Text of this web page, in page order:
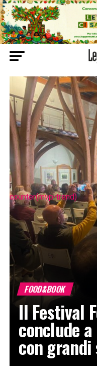
FOOD&BOOK
Il Festival
conclude
con